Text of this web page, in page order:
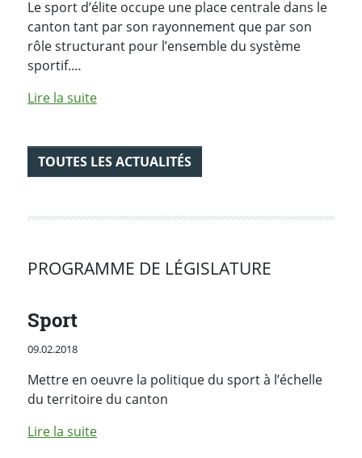
Le sport d’élite occupe une place centrale dans le
canton tant par son rayonnement que par son
rôle structurant pour l’ensemble du système
sportif.…
Lire la suitede l'article "Le Canton de Vaud renforce
TOUTES LES ACTUALITÉS
PROGRAMME DE LÉGISLATURE
Sport
Publié le
09.02.2018
Mettre en oeuvre la politique du sport à l’échelle
du territoire du canton
Lire la suitede l'article "Sport"